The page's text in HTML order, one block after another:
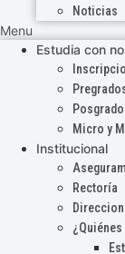
Noticias
Menu
Estudia con
Micro y
Institucional
Rectoría